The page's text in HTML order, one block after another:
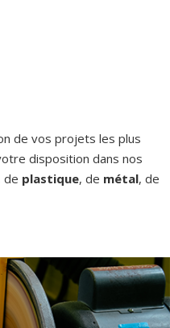
de vos projets les plus
disposition dans nos
de plastique, de métal, de